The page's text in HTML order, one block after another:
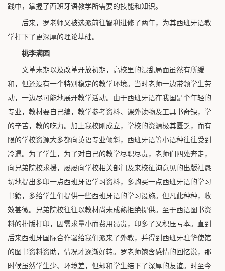
践中，掌握了西班牙语教学所需要的技能和知识。
后来，罗老师又被选派前往智利进修了两年，为其西班牙语教
学打下了更深厚的理论基础。
桃李满园
文革末期以及改革开放初期，高校里的混乱局面虽然有所缓
和，但还没有一个特别稳定的教学环境。当时老师一边带领学生劳
动，一边尽可能地展开教学活动。由于西班牙语在我国是个年轻的
专业，教材要自己编，教学参考资料、课外读物及工具书奇缺，学
的辛苦，教的吃力。加上我校刚成立，学校的资源极其匮乏，而有
限的学校资源大多都向英语专业倾斜，西班牙语等小语种往往受到
冷遇。为了学生，为了对自己的教学尽职尽责，老师们四处奔走，
向兄弟院校求援，屡屡向学校相关部门及来校征询意见的出版社恳
切地提出多印一点西班牙语学习资料，多购买一点西班牙语的学习
书籍，多给学生们提供一些西班牙语的学习设施。但凡此种种，收
效甚微。兄弟院校往往以教材尚未成熟拒绝提供。至于西语图书资
料的排版打印，因需求量小而费用昂贵，印多了又积压亏本。直到
后来西班牙国际合作署给我们派来了外教，并得到西班牙驻华使馆
的图书资料资助，情况才逐渐好转。罗老师饱含感情的回忆说，那
时候虽然学生少、环境差，但却和学生结下了深厚的友谊。时至今